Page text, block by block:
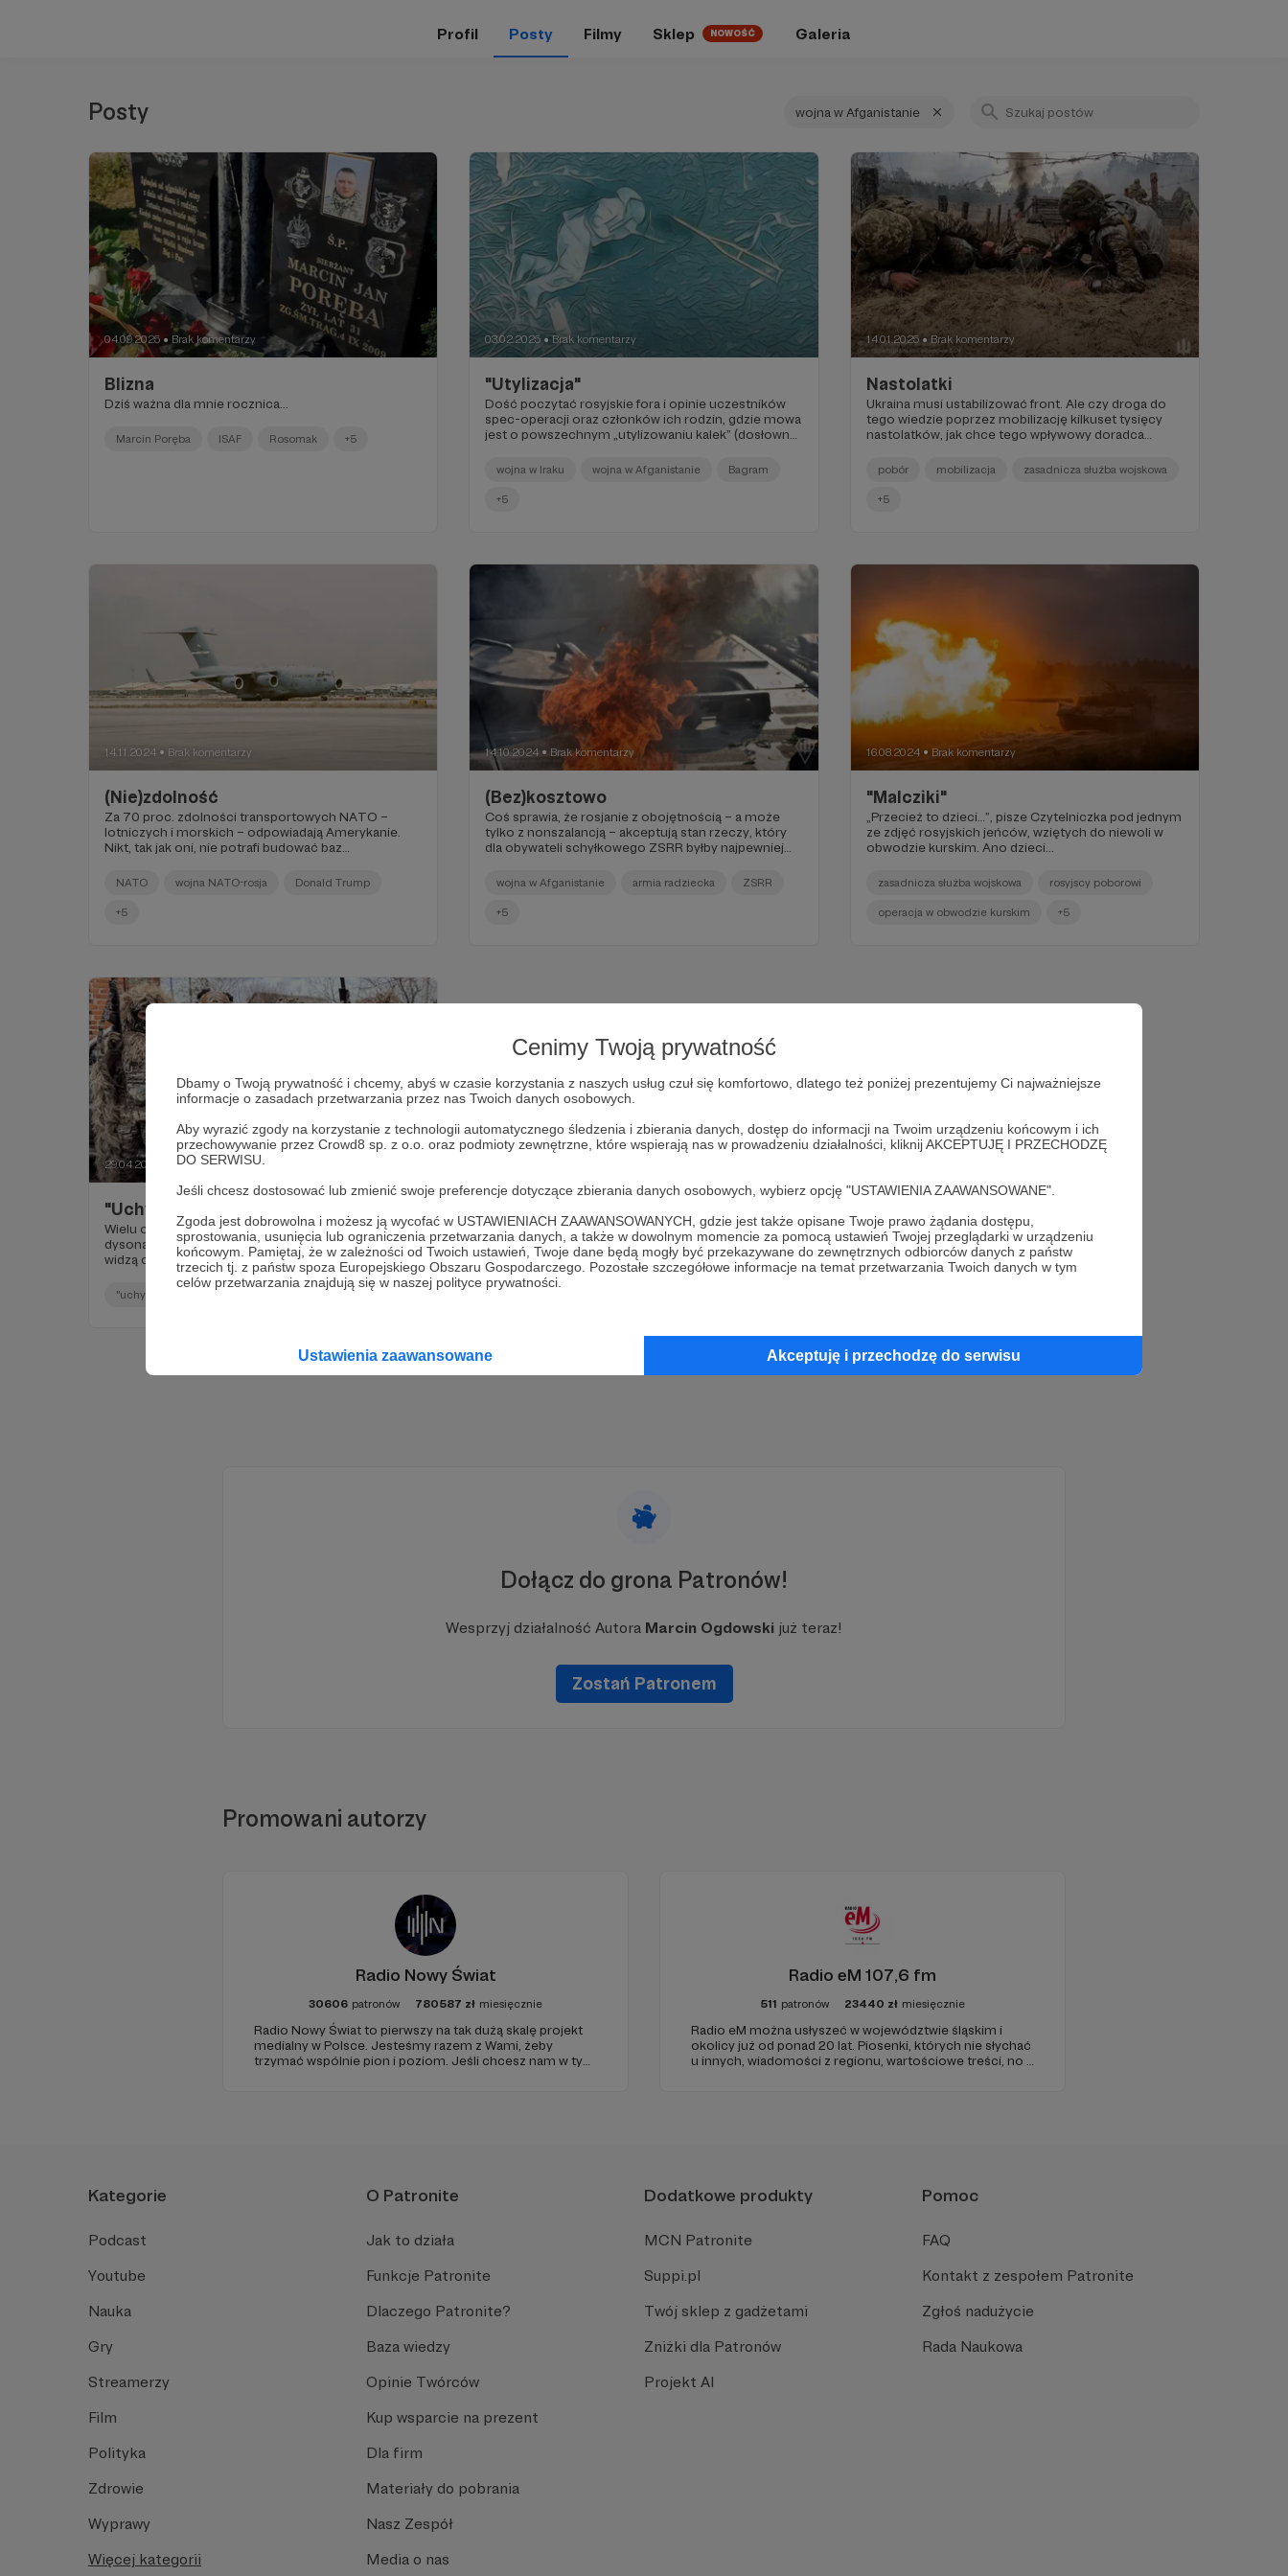
Cenimy Twoją prywatność
Dbamy o Twoją prywatność i chcemy, abyś w czasie korzystania z naszych usług czuł się komfortowo, dlatego też poniżej prezentujemy Ci najważniejsze
informacje o zasadach przetwarzania przez nas Twoich danych osobowych.
Aby wyrazić zgody na korzystanie z technologii automatycznego śledzenia i zbierania danych, dostęp do informacji na Twoim urządzeniu końcowym i ich
przechowywanie przez Crowd8 sp. z o.o. oraz podmioty zewnętrzne, które wspierają nas w prowadzeniu działalności, kliknij AKCEPTUJĘ I PRZECHODZĘ
DO SERWISU.
Jeśli chcesz dostosować lub zmienić swoje preferencje dotyczące zbierania danych osobowych, wybierz opcję "USTAWIENIA ZAAWANSOWANE".
Zgoda jest dobrowolna i możesz ją wycofać w USTAWIENIACH ZAAWANSOWANYCH, gdzie jest także opisane Twoje prawo żądania dostępu,
sprostowania, usunięcia lub ograniczenia przetwarzania danych, a także w dowolnym momencie za pomocą ustawień Twojej przeglądarki w urządzeniu
końcowym. Pamiętaj, że w zależności od Twoich ustawień, Twoje dane będą mogły być przekazywane do zewnętrznych odbiorców danych z państw
trzecich tj. z państw spoza Europejskiego Obszaru Gospodarczego. Pozostałe szczegółowe informacje na temat przetwarzania Twoich danych w tym
celów przetwarzania znajdują się w naszej polityce prywatności.
Ustawienia zaawansowane Akceptuję i przechodzę do serwisu
Profil Posty Filmy Sklep NOWOŚĆ Galeria
Posty wojna w Afganistanie
04.09.2025 ● Brak komentarzy
Blizna
Dziś ważna dla mnie rocznica...
Marcin Poręba ISAF Rosomak +5
03.02.2025 ● Brak komentarzy
"Utylizacja"
Dość poczytać rosyjskie fora i opinie uczestników
spec-operacji oraz członków ich rodzin, gdzie mowa
jest o powszechnym „utylizowaniu kalek” (dosłowny
wojna w Iraku wojna w Afganistanie Bagram
+5
14.01.2025 ● Brak komentarzy
Nastolatki
Ukraina musi ustabilizować front. Ale czy droga do
tego wiedzie poprzez mobilizację kilkuset tysięcy
nastolatków, jak chce tego wpływowy doradca
pobór mobilizacja zasadnicza służba wojskowa
+5
14.11.2024 ● Brak komentarzy
(Nie)zdolność
Za 70 proc. zdolności transportowych NATO –
lotniczych i morskich – odpowiadają Amerykanie.
Nikt, tak jak oni, nie potrafi budować baz
tak jak oni, nie zapewni wojsku systemu ewakuacji i
zaplecza medycznego.
NATO wojna NATO-rosja Donald Trump
+5
14.10.2024 ● Brak komentarzy
(Bez)kosztowo
Coś sprawia, że rosjanie z obojętnością – a może
tylko z nonszalancją – akceptują stan rzeczy, który
dla obywateli schyłkowego ZSRR byłby najpewniej
wojna w Afganistanie armia radziecka ZSRR
+5
16.08.2024 ● Brak komentarzy
"Malcziki"
„Przecież to dzieci…”, pisze Czytelniczka pod jednym
ze zdjęć rosyjskich jeńców, wziętych do niewoli w
obwodzie kurskim. Ano dzieci...
zasadnicza służba wojskowa rosyjscy poborowi
operacja w obwodzie kurskim +5
29.04.2024 Brak komentarzy
"Uchylacze"
Wielu obywateli RP mierzy się z poznawczym
dysonansem, gdy mowa o potrzebach Ukrainy, a oni
widzą codziennie młodych Ukraińców, którzy ani
myślą wracać. Premiera wpisu na Patronite!
"uchylacze" demobilizacja
Dołącz do grona Patronów!
Wesprzyj działalność Autora Marcin Ogdowski już teraz!
Zostań Patronem
Promowani autorzy
Radio Nowy Świat
30606 patronów 780587 zł miesięcznie
Radio Nowy Świat to pierwszy na tak dużą skalę projekt
medialny w Polsce. Jesteśmy razem z Wami, żeby
trzymać wspólnie pion i poziom. Jeśli chcesz nam w tym
Radio eM 107,6 fm
511 patronów 23440 zł miesięcznie
Radio eM można usłyszeć w województwie śląskim i
okolicy już od ponad 20 lat. Piosenki, których nie słychać
u innych, wiadomości z regionu, wartościowe treści, no i
Kategorie
Podcast
Youtube
Nauka
Gry
Streamerzy
Film
Polityka
Zdrowie
Wyprawy
Więcej kategorii
O Patronite
Jak to działa
Funkcje Patronite
Dlaczego Patronite?
Baza wiedzy
Opinie Twórców
Kup wsparcie na prezent
Dla firm
Materiały do pobrania
Nasz Zespół
Media o nas
Dodatkowe produkty
MCN Patronite
Suppi.pl
Twój sklep z gadżetami
Zniżki dla Patronów
Projekt AI
Pomoc
FAQ
Kontakt z zespołem Patronite
Zgłoś nadużycie
Rada Naukowa